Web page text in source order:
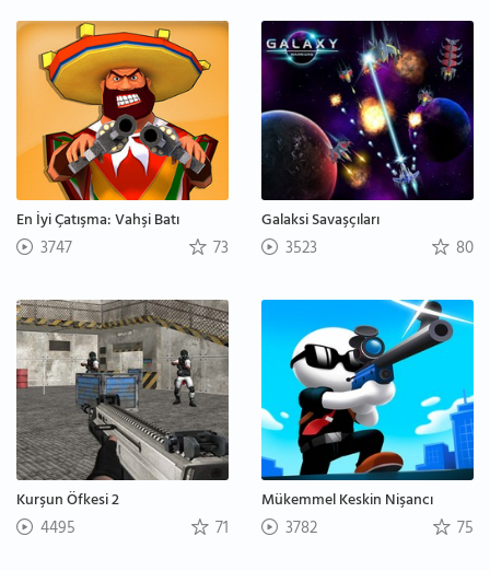
En İyi Çatışma: Vahşi Batı
3747 73
Galaksi Savaşçıları
3523 80
Kurşun Öfkesi 2
4495 71
Mükemmel Keskin Nişancı
3782 75